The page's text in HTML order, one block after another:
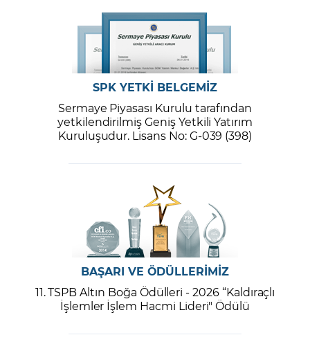
SPK YETKİ BELGEMİZ
Sermaye Piyasası Kurulu tarafından
yetkilendirilmiş Geniş Yetkili Yatırım
Kuruluşudur. Lisans No: G-039 (398)
BAŞARI VE ÖDÜLLERİMİZ
11. TSPB Altın Boğa Ödülleri - 2026 “Kaldıraçlı
İşlemler İşlem Hacmi Lideri" Ödülü